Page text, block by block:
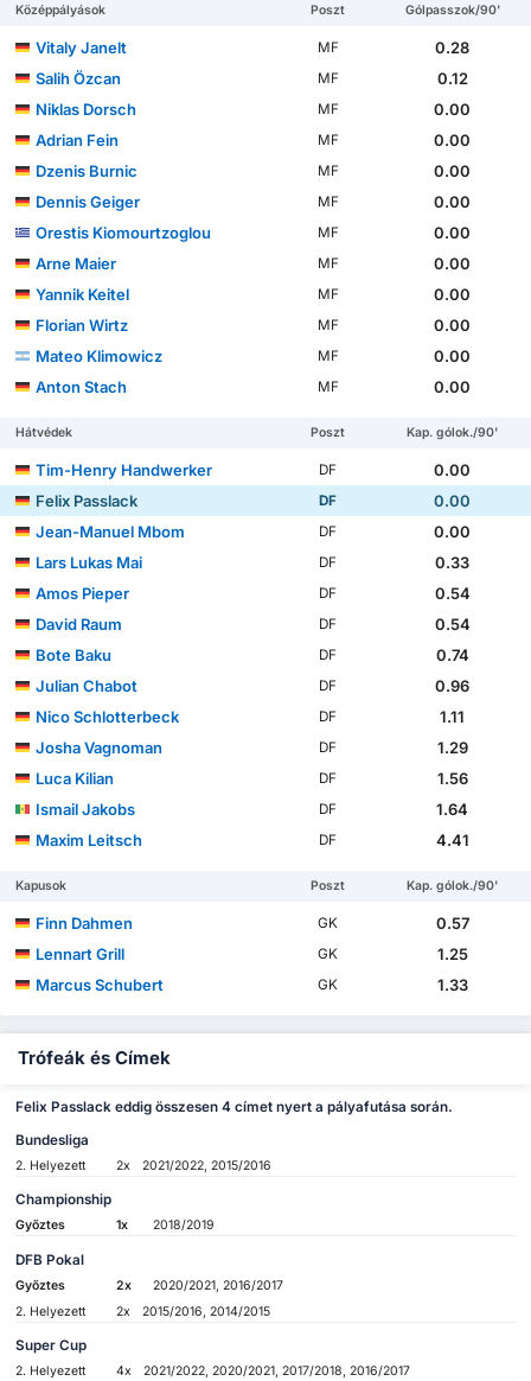
Középpályások Poszt Gólpasszok/90'
Vitaly Janelt MF
0.28
Salih Özcan
MF
0.12
Niklas Dorsch
MF
0.00
Adrian Fein
MF
0.00
Dzenis Burnic
MF
0.00
Dennis Geiger
MF
0.00
Orestis Kiomourtzoglou
MF
0.00
Arne Maier
MF
0.00
Yannik Keitel
MF
0.00
Florian Wirtz
MF
0.00
Mateo Klimowicz
MF
0.00
Anton Stach
MF 0.00
Hátvédek Poszt Kap. gólok./90'
Tim-Henry Handwerker DF
0.00
Felix Passlack
DF
0.00
Jean-Manuel Mbom
DF
0.00
Lars Lukas Mai
DF
0.33
Amos Pieper
DF
0.54
David Raum
DF
0.54
Bote Baku
DF
0.74
Julian Chabot
DF
0.96
Nico Schlotterbeck
DF
1.11
Josha Vagnoman
DF
1.29
Luca Kilian
DF
1.56
Ismail Jakobs
DF
1.64
Maxim Leitsch
DF 4.41
Kapusok Poszt Kap. gólok./90'
Finn Dahmen GK
0.57
Lennart Grill
GK
1.25
Marcus Schubert
GK 1.33
Trófeák és Címek
Felix Passlack eddig összesen 4 címet nyert a pályafutása során.
Bundesliga
2. Helyezett 2x 2021/2022, 2015/2016
Championship
Győztes 1x 2018/2019
DFB Pokal
Győztes 2x
2020/2021, 2016/2017
2. Helyezett
2x 2015/2016, 2014/2015
Super Cup
2. Helyezett 4x 2021/2022, 2020/2021, 2017/2018, 2016/2017